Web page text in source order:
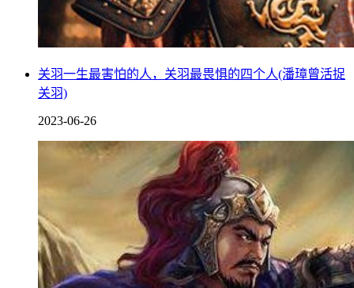
关羽一生最害怕的人，关羽最畏惧的四个人(潘璋曾活捉
关羽)
2023-06-26